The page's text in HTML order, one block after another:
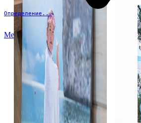
Определение...
Меню